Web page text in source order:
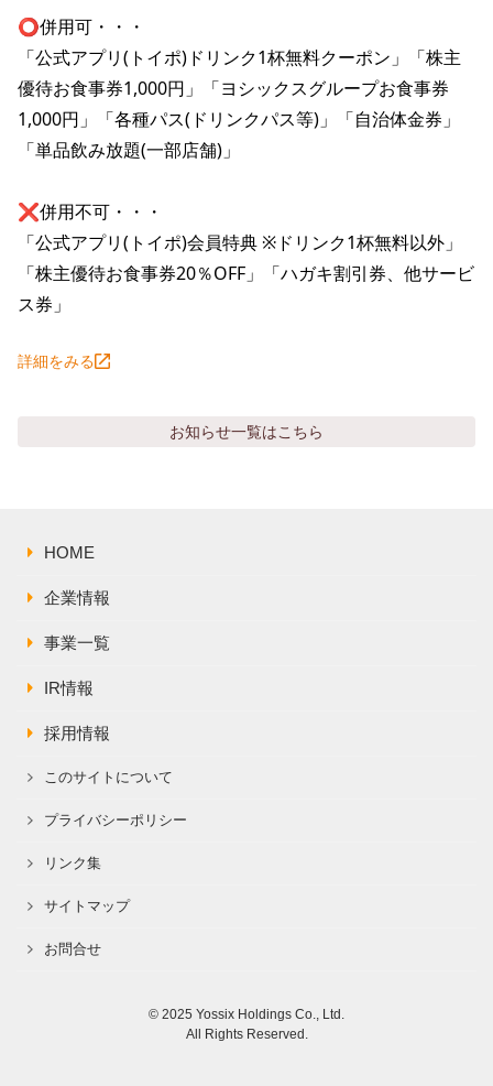
⭕️併用可・・・
「公式アプリ(トイポ)ドリンク1杯無料クーポン」「株主
優待お食事券1,000円」「ヨシックスグループお食事券
1,000円」「各種パス(ドリンクパス等)」「自治体金券」
「単品飲み放題(一部店舗)」
❌併用不可・・・
「公式アプリ(トイポ)会員特典 ※ドリンク1杯無料以外」
「株主優待お食事券20％OFF」「ハガキ割引券、他サービ
ス券」
詳細をみる
お知らせ一覧はこちら
HOME
企業情報
事業一覧
IR情報
採用情報
このサイトについて
プライバシーポリシー
リンク集
サイトマップ
お問合せ
© 2025 Yossix Holdings Co., Ltd.
All Rights Reserved.